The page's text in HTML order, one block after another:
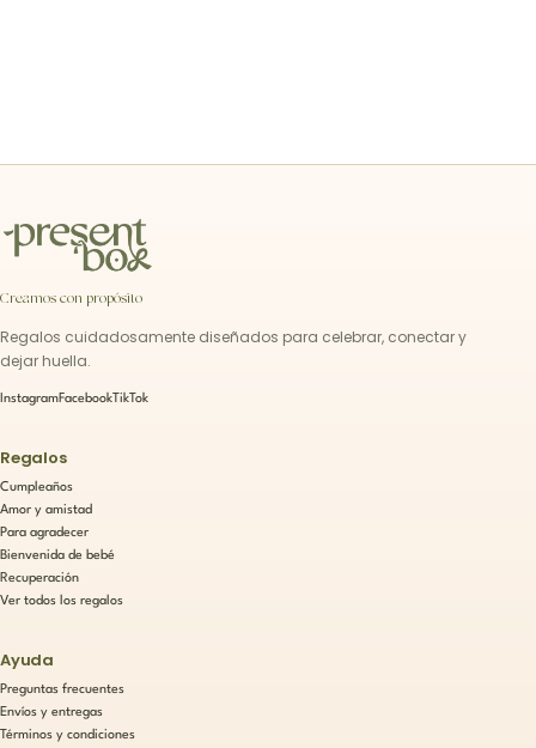
Creamos con propósito
Regalos cuidadosamente diseñados para celebrar, conectar y
dejar huella.
InstagramFacebook TikTok
Regalos
Cumpleaños
Amor y amistad
Para agradecer
Bienvenida de bebé
Recuperación
Ver todos los regalos
Ayuda
Preguntas frecuentes
Envíos y entregas
Términos y condiciones